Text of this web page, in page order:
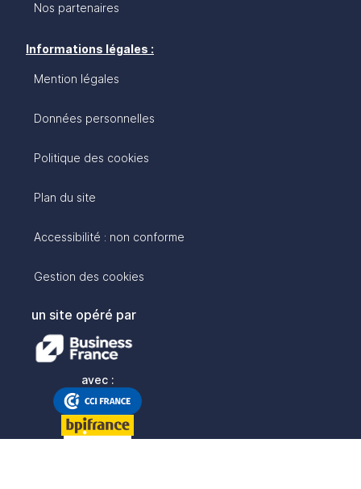
Nos partenaires
Informations légales :
Mention légales
Données personnelles
Politique des cookies
Plan du site
Accessibilité : non conforme
Gestion des cookies
un site opéré par
avec :